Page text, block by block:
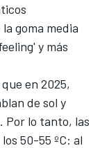
goma media
y más
en 2025,
de sol y
Por lo tanto, las
50-55 ºC: al